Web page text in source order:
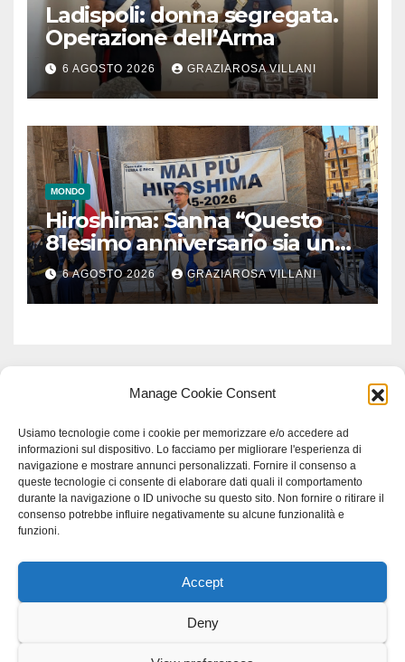
Manage Cookie Consent
Usiamo tecnologie come i cookie per memorizzare e/o accedere ad
informazioni sul dispositivo. Lo facciamo per migliorare l'esperienza di
navigazione e mostrare annunci personalizzati. Fornire il consenso a
queste tecnologie ci consente di elaborare dati quali il comportamento
durante la navigazione o ID univoche su questo sito. Non fornire o ritirare il
consenso potrebbe influire negativamente su alcune funzionalità e
funzioni.
Accept
Deny
Ladispoli: donna segregata.
Operazione dell’Arma
6 AGOSTO 2026 GRAZIAROSA VILLANI
MONDO
Hiroshima: Sanna “Questo
81esimo anniversario sia un
monito per tutti”
6 AGOSTO 2026 GRAZIAROSA VILLANI
Proudly powered by WordPress|Tema: Newspaperex di
Scienza studio specialistico bracciano